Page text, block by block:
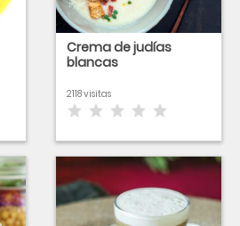
Crema de judías
blancas
2118 visitas